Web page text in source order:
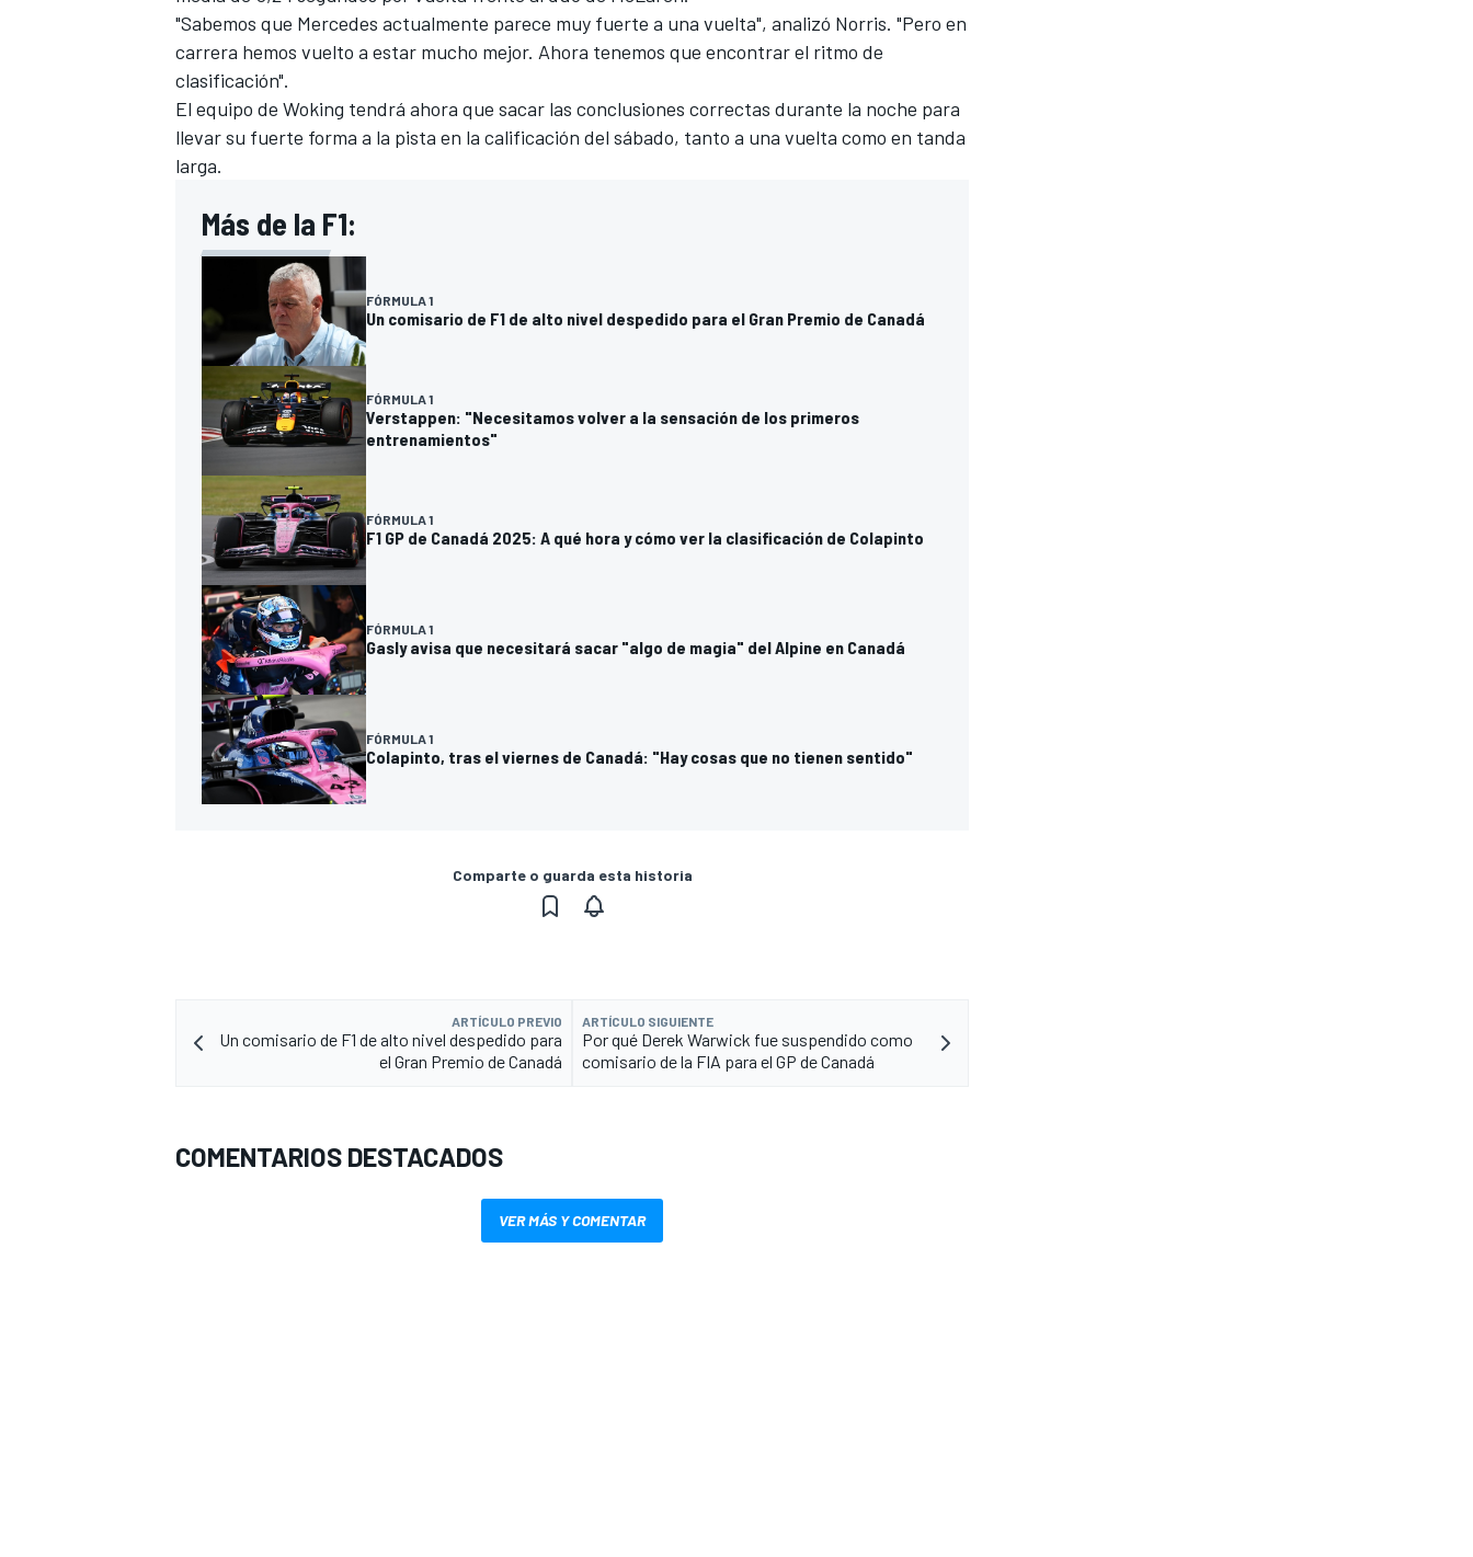
MÁS CATEGORÍAS
"Sabemos que Mercedes actualmente parece muy fuerte a una vuelta", analizó Norris. "Pero en
carrera hemos vuelto a estar mucho mejor. Ahora tenemos que encontrar el ritmo de
clasificación".
El equipo de Woking tendrá ahora que sacar las conclusiones correctas durante la noche para
llevar su fuerte forma a la pista en la calificación del sábado, tanto a una vuelta como en tanda
larga.
Más de la F1:
FÓRMULA 1
Un comisario de F1 de alto nivel despedido para el Gran Premio de Canadá
FÓRMULA 1
Verstappen: "Necesitamos volver a la sensación de los primeros
entrenamientos"
FÓRMULA 1
F1 GP de Canadá 2025: A qué hora y cómo ver la clasificación de Colapinto
FÓRMULA 1
Gasly avisa que necesitará sacar "algo de magia" del Alpine en Canadá
FÓRMULA 1
Colapinto, tras el viernes de Canadá: "Hay cosas que no tienen sentido"
Comparte o guarda esta historia
ARTÍCULO PREVIO
Un comisario de F1 de alto nivel despedido para
el Gran Premio de Canadá
ARTÍCULO SIGUIENTE
Por qué Derek Warwick fue suspendido como
comisario de la FIA para el GP de Canadá
COMENTARIOS DESTACADOS
VER MÁS Y COMENTAR